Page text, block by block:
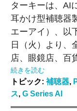
ターキーは、 AI
耳かけ型補聴器
エーアイ）、以
日（火）より、
店、眼鏡店、百
続きを読む
トピック: 補聴器,
ス, G Series AI